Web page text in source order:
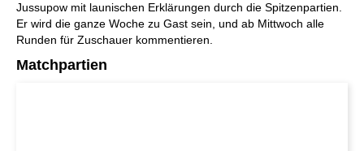
Jussupow mit launischen Erklärungen durch die Spitzenpartien.
Er wird die ganze Woche zu Gast sein, und ab Mittwoch alle
Runden für Zuschauer kommentieren.
Matchpartien